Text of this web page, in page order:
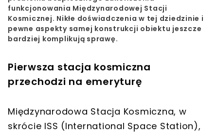
funkcjonowania Międzynarodowej Stacji
Kosmicznej. Nikłe doświadczenia w tej dziedzinie i
pewne aspekty samej konstrukcji obiektu jeszcze
bardziej komplikują sprawę.
Pierwsza stacja kosmiczna
przechodzi na emeryturę
Międzynarodowa Stacja Kosmiczna, w
skrócie ISS (International Space Station),